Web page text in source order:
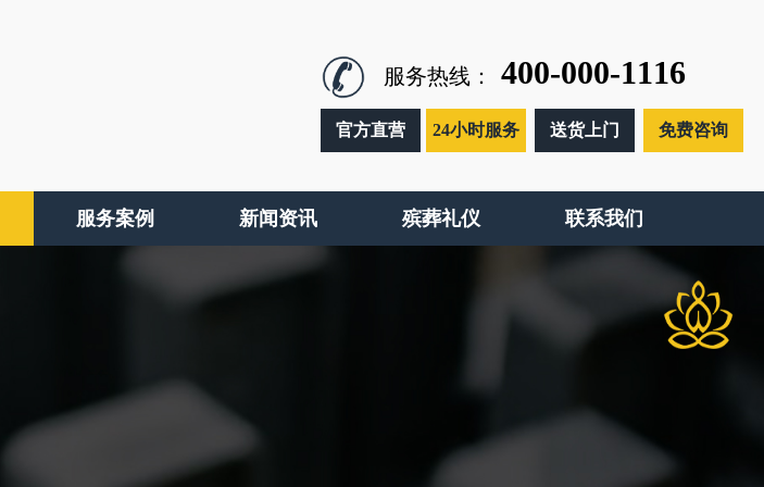
服务热线： 400-000-1116
官方直营 24小时服务 送货上门 免费咨询
服务案例 新闻资讯 殡葬礼仪 联系我们